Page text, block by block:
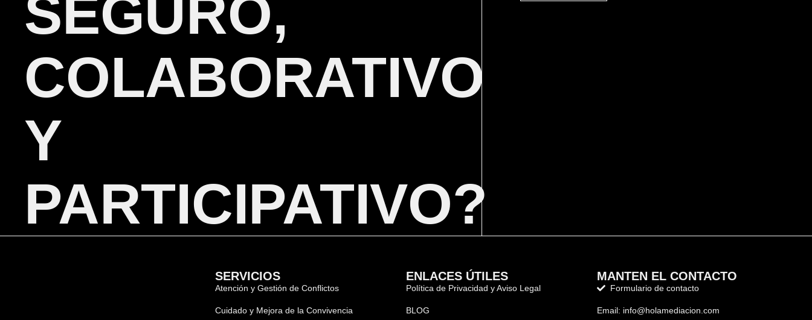
SEGURO,
COLABORATIVO
Y
PARTICIPATIVO?
SERVICIOS
Atención y Gestión de Conflictos
Cuidado y Mejora de la Convivencia
ENLACES ÚTILES
Política de Privacidad y Aviso Legal
BLOG
MANTEN EL CONTACTO
Formulario de contacto
Email: info@holamediacion.com